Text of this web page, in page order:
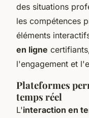
des situations
les compétences
éléments
en ligne
l'engagement et
Plateformes
temps réel
L'interaction en